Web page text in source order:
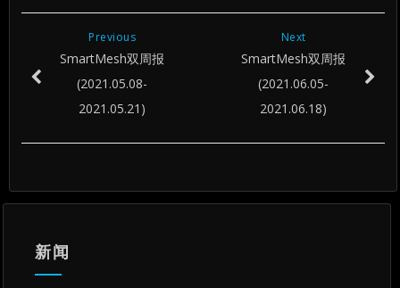
Next
SmartMesh双周报
(2021.06.05-
2021.06.18)
Previous
SmartMesh双周报
(2021.05.08-
2021.05.21)
新闻